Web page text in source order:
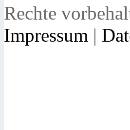
Rechte
Impressum |